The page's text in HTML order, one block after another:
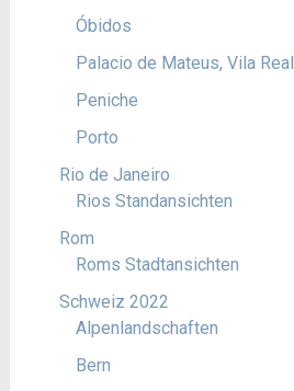
Óbidos
Palacio de Mateus, Vila Real
Peniche
Porto
Rio de Janeiro
Rios Standansichten
Rom
Roms Stadtansichten
Schweiz 2022
Alpenlandschaften
Bern